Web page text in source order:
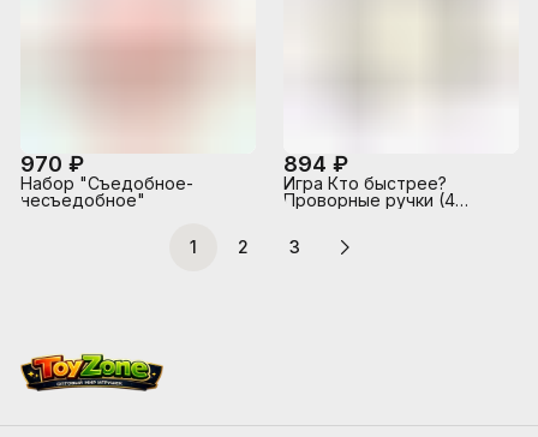
970 ₽
Набор "Съедобное-
несъедобное"
894 ₽
Игра Кто быстрее?
Проворные ручки (4
1
2 3